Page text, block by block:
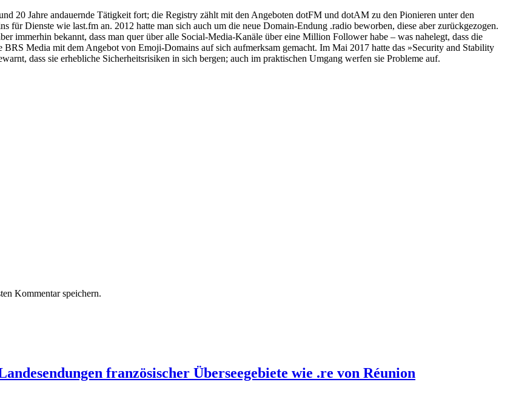
20 Jahre andauernde Tätigkeit fort; die Registry zählt mit den Angeboten dotFM und dotAM zu den Pionieren unter den
für Dienste wie last.fm an. 2012 hatte man sich auch um die neue Domain-Endung .radio beworben, diese aber zurückgezogen.
immerhin bekannt, dass man quer über alle Social-Media-Kanäle über eine Million Follower habe – was nahelegt, dass die
Media mit dem Angebot von Emoji-Domains auf sich aufmerksam gemacht. Im Mai 2017 hatte das »Security and Stability
dass sie erhebliche Sicherheitsrisiken in sich bergen; auch im praktischen Umgang werfen sie Probleme auf.
Kommentar speichern.
französischer Überseegebiete wie .re von Réunion